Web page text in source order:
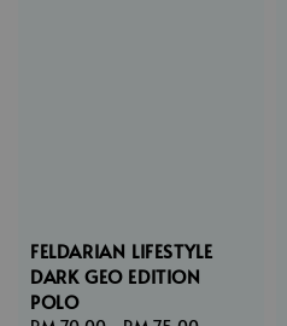
FELDARIAN LIFESTYLE
DARK GEO EDITION
POLO